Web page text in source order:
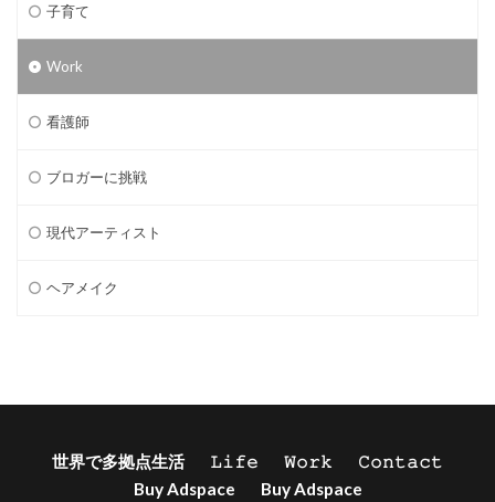
子育て
Work
看護師
ブロガーに挑戦
現代アーティスト
ヘアメイク
世界で多拠点生活 𝙻𝚒𝚏𝚎 𝚆𝚘𝚛𝚔
𝙲𝚘𝚗𝚝𝚊𝚌𝚝
Buy Adspace
Buy Adspace